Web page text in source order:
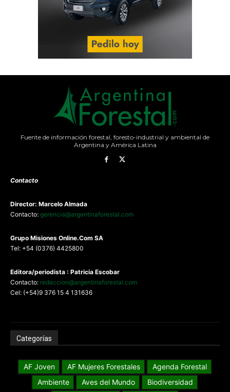
Fuente de información forestal, foresto-industrial y ambiental de
Argentina y América Latina
Contacto
Director: Marcelo Almada
Contacto: gerencia@argentinaforestal.com
Grupo Misiones Online.Com SA
Tel: +54 (0376) 4425800
Editora/periodista : Patricia Escobar
Contacto: redaccion@argentinaforestal.com
Cel: (+54)9 376 15 4 131636
Categorías
AF Joven AF Mujeres Forestales
Agenda Forestal
Ambiente
Aves del Mundo
Biodiversidad